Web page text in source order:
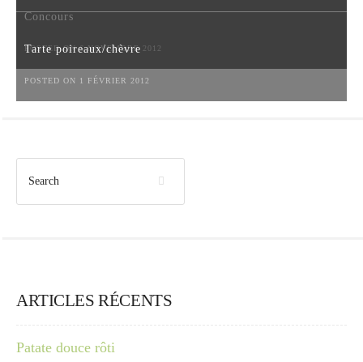
Concours
POSTED ON 6 NOVEMBRE 2012
Tarte poireaux/chèvre
POSTED ON 1 FÉVRIER 2012
ARTICLES RÉCENTS
Patate douce rôti